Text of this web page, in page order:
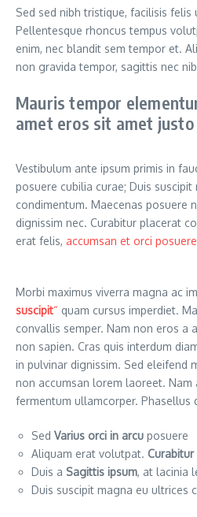
Sed sed nibh tristique, facilisis
Pellentesque rhoncus tempus
enim, nec blandit sem tempor et.
non gravida tempor, sagittis nec
Mauris tempor
amet eros sit amet
Vestibulum ante ipsum primis in
posuere cubilia curae; Duis
condimentum. Maecenas posuere
dignissim nec. Curabitur placerat
erat felis, accumsan et orci posuere
Morbi maximus viverra magna ac
suscipit“ quam cursus imperdiet.
convallis semper. Nam non eros a
non sapien. Cras quis interdum
in pulvinar dignissim. Sed eleifend
non accumsan lorem laoreet. Nam
fermentum ullamcorper. Phasellus
Sed Varius orci in arcu posuere
Aliquam erat volutpat. Curabitur
Duis a Sagittis ipsum, at lacinia
Duis suscipit magna eu ultrices